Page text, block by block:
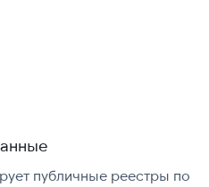
публичные реестры по